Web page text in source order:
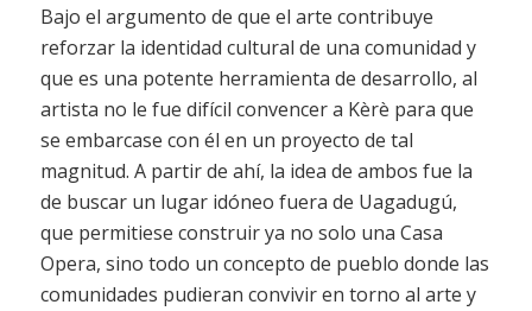
Bajo el argumento de que el arte contribuye
reforzar la identidad cultural de una comunidad y
que es una potente herramienta de desarrollo, al
artista no le fue difícil convencer a Kèrè para que
se embarcase con él en un proyecto de tal
magnitud. A partir de ahí, la idea de ambos fue la
de buscar un lugar idóneo fuera de Uagadugú,
que permitiese construir ya no solo una Casa
Opera, sino todo un concepto de pueblo donde las
comunidades pudieran convivir en torno al arte y